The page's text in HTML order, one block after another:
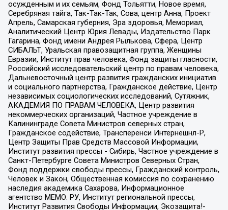
осужденным и их семьям, Фонд Тольятти, Новое время,
Серебряная тайга, Так-Так-Так, Сова, центр Анна, Проект
Апрель, Самарская губерния, Эра здоровья, Мемориал,
Аналитический Центр Юрия Левады, Издательство Парк
Гагарина, Фонд имени Андрея Рылькова, Сфера, Центр
СИБАЛЬТ, Уральская правозащитная группа, Женщины
Евразии, Институт прав человека, Фонд защиты гласности,
Российский исследовательский центр по правам человека,
Дальневосточный центр развития гражданских инициатив
и социального партнерства, Гражданское действие, Центр
независимых социологических исследований, Сутяжник,
АКАДЕМИЯ ПО ПРАВАМ ЧЕЛОВЕКА, Центр развития
некоммерческих организаций, Частное учреждение в
Калининграде Совета Министров северных стран,
Гражданское содействие, Трансперенси Интернешнл-Р,
Центр Защиты Прав Средств Массовой Информации,
Институт развития прессы - Сибирь, Частное учреждение в
Санкт-Петербурге Совета Министров Северных Стран,
Фонд поддержки свободы прессы, Гражданский контроль,
Человек и Закон, Общественная комиссия по сохранению
наследия академика Сахарова, Информационное
агентство МЕМО. РУ, Институт региональной прессы,
Институт Развития Свободы Информации, Экозащита!-